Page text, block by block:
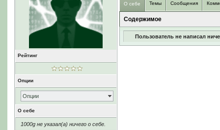
Рейтинг
Опции
Опции
О себе
1000g не указал(а) ничего о себе.
О себе Темы Сообщения
Содержимое
Пользователь не написал